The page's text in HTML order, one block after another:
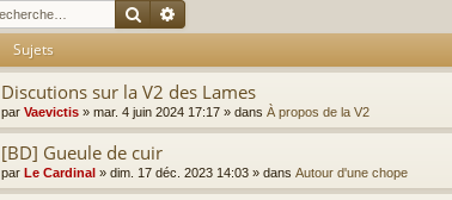
Rechercher
Recherche avancée
Sujets
Discutions sur la V2 des Lames
par Vaevictis » mar. 4 juin 2024 17:17 » dans À propos de la V2
[BD] Gueule de cuir
par Le Cardinal » dim. 17 déc. 2023 14:03 » dans Autour d'une chope